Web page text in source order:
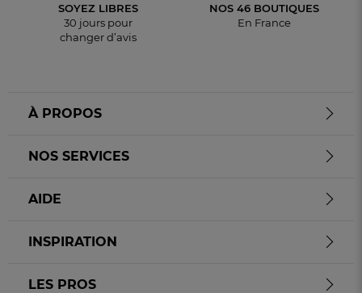
SOYEZ LIBRES
30 jours pour
changer d’avis
NOS 46 BOUTIQUES
En France
À PROPOS
NOS SERVICES
AIDE
INSPIRATION
LES PROS